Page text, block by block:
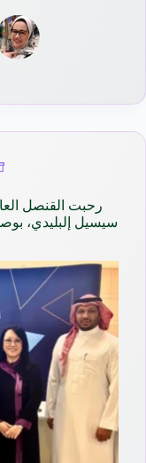
رحبت القنصل
سيسيل إلبليدي،